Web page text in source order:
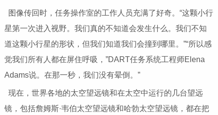
图像传回时，任务操作室的工作人员充满了好奇。“这颗小行
星第一次进入视野。我们真的不知道会发生什么。我们不知
道这颗小行星的形状，但我们知道我们会撞到哪里。”“所以感
觉我们所有人都在屏住呼吸，”DART任务系统工程师Elena
Adams说。在那一秒，我们没有晕倒。”
现在，世界各地的太空望远镜和在太空中运行的几台望远
镜，包括詹姆斯·韦伯太空望远镜和哈勃太空望远镜，都在把